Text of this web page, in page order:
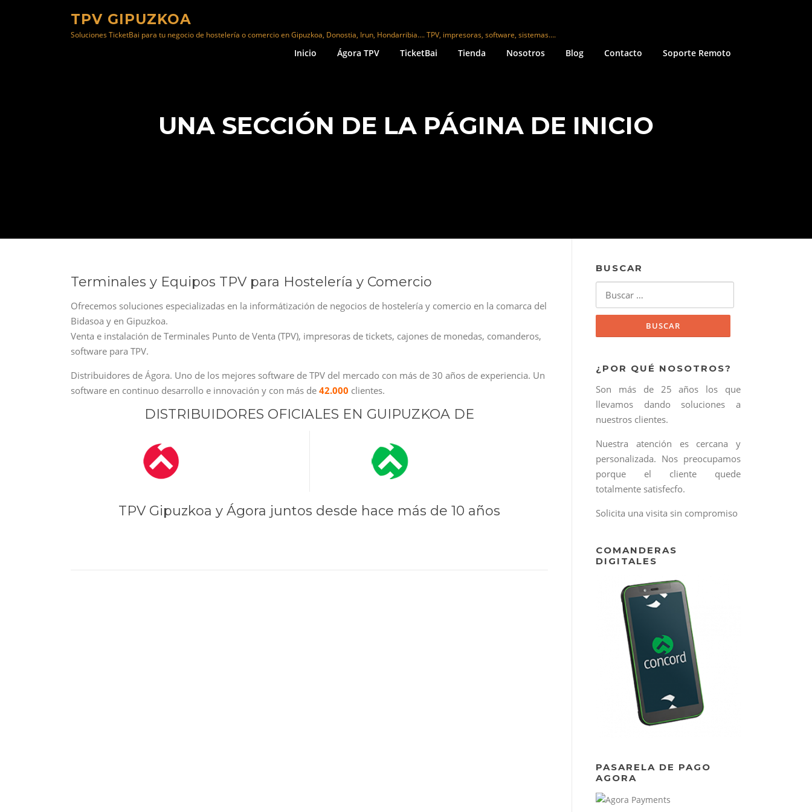
TPV GIPUZKOA
Soluciones TicketBai para tu negocio de hostelería o comercio en Gipuzkoa, Donostia, Irun, Hondarribia…. TPV, impresoras, software, sistemas….
Inicio Ágora TPV TicketBai Tienda Nosotros Blog Contacto Soporte Remoto
UNA SECCIÓN DE LA PÁGINA DE INICIO
Terminales y Equipos TPV para Hostelería y Comercio
Ofrecemos soluciones especializadas en la informátización de negocios de hostelería y comercio en la comarca del
Bidasoa y en Gipuzkoa.
Venta e instalación de Terminales Punto de Venta (TPV), impresoras de tickets, cajones de monedas, comanderos,
software para TPV.
Distribuidores de Ágora. Uno de los mejores software de TPV del mercado con más de 30 años de experiencia. Un
software en continuo desarrollo e innovación y con más de 42.000 clientes.
DISTRIBUIDORES OFICIALES EN GUIPUZKOA DE
TPV Gipuzkoa y Ágora juntos desde hace más de 10 años
BUSCAR
¿POR QUÉ NOSOTROS?
Son más de 25 años los que
llevamos dando soluciones a
nuestros clientes.
Nuestra atención es cercana y
personalizada. Nos preocupamos
porque el cliente quede
totalmente satisfecfo.
Solicita una visita sin compromiso
COMANDERAS
DIGITALES
PASARELA DE PAGO
AGORA